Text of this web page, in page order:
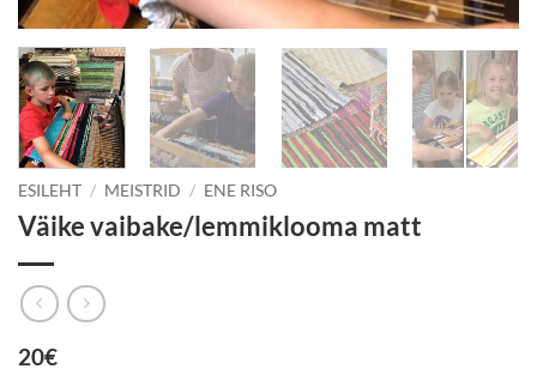
ESILEHT / MEISTRID / ENE RISO
Väike vaibake/lemmiklooma matt
20€